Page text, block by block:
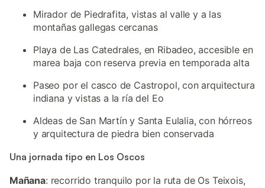
Mirador de Piedrafita, vistas al valle y a las
montañas gallegas cercanas
Playa de Las Catedrales, en Ribadeo, accesible en
marea baja con reserva previa en temporada alta
Paseo por el casco de Castropol, con arquitectura
indiana y vistas a la ría del Eo
Aldeas de San Martín y Santa Eulalia, con hórreos
y arquitectura de piedra bien conservada
Una jornada tipo en Los Oscos
Mañana: recorrido tranquilo por la ruta de Os Teixois,